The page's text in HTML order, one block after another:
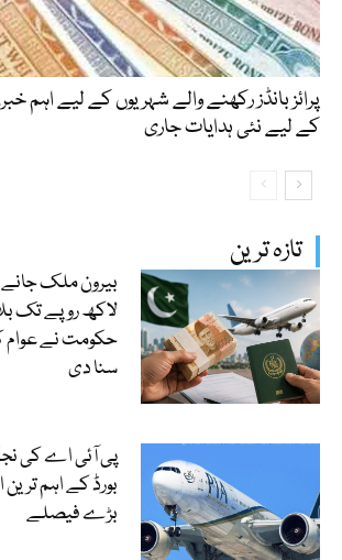
تازہ ترین
لاکھ روپے تک
حکومت نے عوام
سنا دی
پی آئی اے کی
بورڈ کے اہم
بڑے فیصلے
پرائز بانڈز رکھنے والے شہریوں کے لیے اہم
کے لیے نئی ہدایات جاری